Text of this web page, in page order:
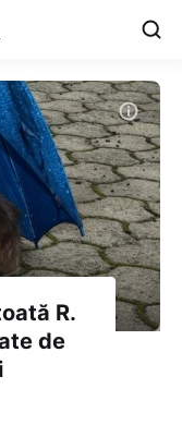
R.
de